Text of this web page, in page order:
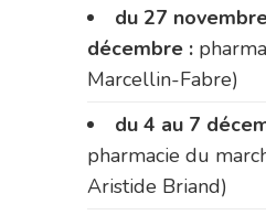
du 27
décembre :
Marcellin-Fabre)
du 4 au 7
pharmacie du
Aristide Briand)